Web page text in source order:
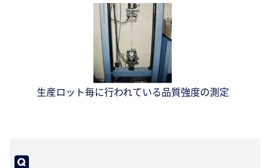
生産ロット毎に行われている品質強度の測定